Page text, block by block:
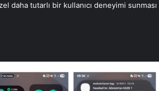
daha tutarlı bir kullanıcı deneyimi sunması